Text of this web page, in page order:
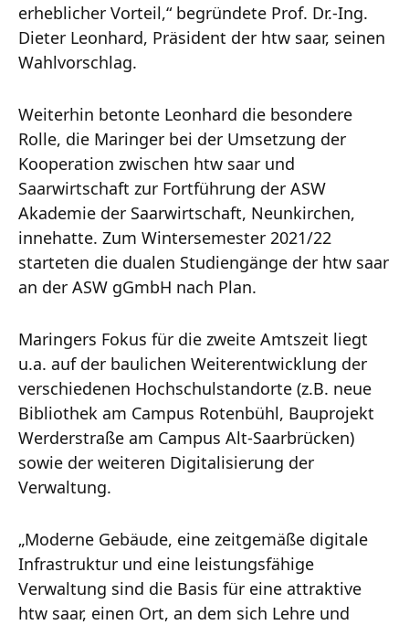
erheblicher Vorteil,“ begründete Prof. Dr.-Ing.
Dieter Leonhard, Präsident der htw saar, seinen
Wahlvorschlag.
Weiterhin betonte Leonhard die besondere
Rolle, die Maringer bei der Umsetzung der
Kooperation zwischen htw saar und
Saarwirtschaft zur Fortführung der ASW
Akademie der Saarwirtschaft, Neunkirchen,
innehatte. Zum Wintersemester 2021/22
starteten die dualen Studiengänge der htw saar
an der ASW gGmbH nach Plan.
Maringers Fokus für die zweite Amtszeit liegt
u.a. auf der baulichen Weiterentwicklung der
verschiedenen Hochschulstandorte (z.B. neue
Bibliothek am Campus Rotenbühl, Bauprojekt
Werderstraße am Campus Alt-Saarbrücken)
sowie der weiteren Digitalisierung der
Verwaltung.
„Moderne Gebäude, eine zeitgemäße digitale
Infrastruktur und eine leistungsfähige
Verwaltung sind die Basis für eine attraktive
htw saar, einen Ort, an dem sich Lehre und